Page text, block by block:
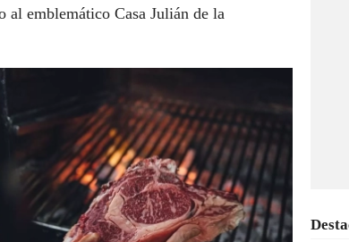
al emblemático Casa Julián de la